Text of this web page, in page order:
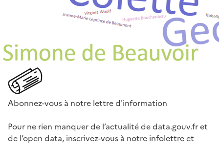
Abonnez-vous à notre lettre d'information
Pour ne rien manquer de l’actualité de data.gouv.fr et
de l’open data, inscrivez-vous à notre infolettre et